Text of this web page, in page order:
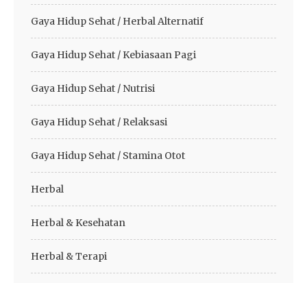
Gaya Hidup Sehat / Herbal Alternatif
Gaya Hidup Sehat / Kebiasaan Pagi
Gaya Hidup Sehat / Nutrisi
Gaya Hidup Sehat / Relaksasi
Gaya Hidup Sehat / Stamina Otot
Herbal
Herbal & Kesehatan
Herbal & Terapi